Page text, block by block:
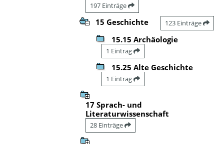
197 Einträge
15 Geschichte 123 Einträge
15.15 Archäologie
1 Eintrag
15.25 Alte Geschichte
1 Eintrag
17 Sprach- und
Literaturwissenschaft
28 Einträge